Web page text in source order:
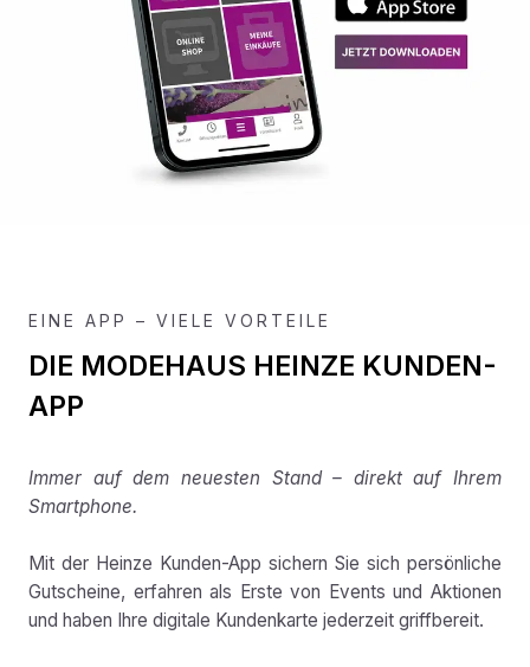
EINE APP – VIELE VORTEILE
DIE MODEHAUS HEINZE KUNDEN-
APP
Immer auf dem neuesten Stand – direkt auf Ihrem
Smartphone.
Mit der Heinze Kunden-App sichern Sie sich persönliche
Gutscheine, erfahren als Erste von Events und Aktionen
und haben Ihre digitale Kundenkarte jederzeit griffbereit.